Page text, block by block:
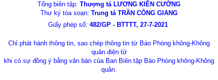
Tổng biên tập: Thượng tá LƯƠNG KIÊN CƯỜNG
Thư ký tòa soạn: Trung tá TRẦN CÔNG GIANG
Giấy phép số: 482/GP - BTTTT, 27-7-2021
Chỉ phát hành thông tin, sao chép thông tin từ Báo Phòng không-Không
quân điện tử
khi có sự đồng ý bằng văn bản của Ban Biên tập Báo Phòng không-Không
quân.